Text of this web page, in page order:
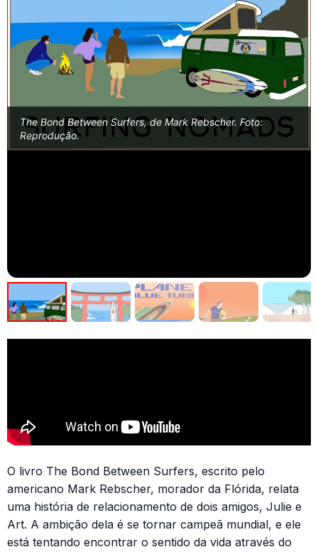
The Bond Between Surfers, de Mark Rebscher. Foto:
Reprodução.
O livro The Bond Between Surfers, escrito pelo
americano Mark Rebscher, morador da Flórida, relata
uma história de relacionamento de dois amigos, Julie e
Art. A ambição dela é se tornar campeã mundial, e ele
está tentando encontrar o sentido da vida através do